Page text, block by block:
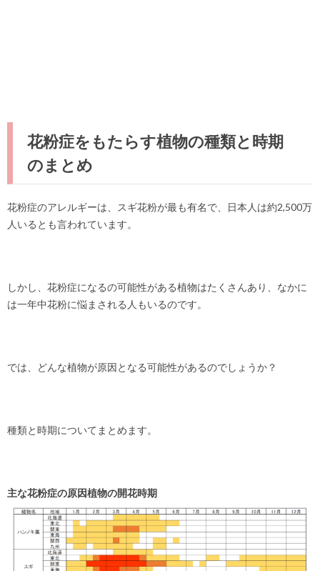
花粉症をもたらす植物の種類と時期
のまとめ
花粉症のアレルギーは、スギ花粉が最も有名で、日本人は約2,500万
人いるとも言われています。
しかし、花粉症になるの可能性がある植物はたくさんあり、なかに
は一年中花粉に悩まされる人もいるのです。
では、どんな植物が原因となる可能性があるのでしょうか？
種類と時期についてまとめます。
主な花粉症の原因植物の開花時期